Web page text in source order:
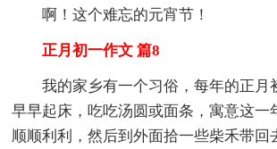
啊！这个难忘的元宵节！
正月初一作文 篇8
我的家乡有一个习俗，每年的正月
早早起床，吃吃汤圆或面条，寓意这一
顺顺利利，然后到外面拾一些柴禾带回